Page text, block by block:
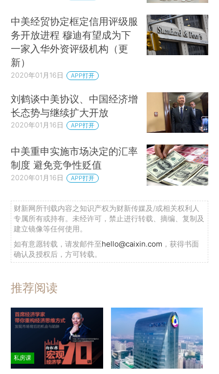
中美经贸协定框定信用评级服
务开放进程 穆迪有望成为下
一家入华外资评级机构（更
新）
2020年01月16日 APP打开
刘鹤谈中美协议、中国经济增
长态势与继续扩大开放
2020年01月16日 APP打开
中美重申实施市场决定的汇率
制度 避免竞争性贬值
2020年01月16日 APP打开
财新网所刊载内容之知识产权为财新传媒及/或相关权利人
专属所有或持有。未经许可，禁止进行转载、摘编、复制及
建立镜像等任何使用。
如有意愿转载，请发邮件至hello@caixin.com ，获得书面
确认及授权后，方可转载。
推荐阅读
私房课